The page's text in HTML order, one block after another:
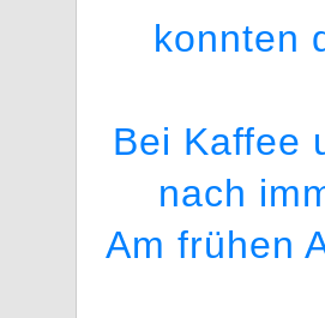
konnten
Bei Kaffee
nach
Am frühen